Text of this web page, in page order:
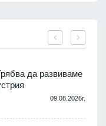
да развиваме
09.08.2026г.